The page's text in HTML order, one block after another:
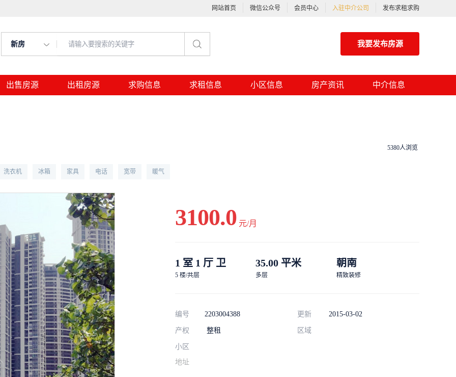
网站首页 微信公众号 会员中心 入驻中介公司 发布求租求购
新房 我要发布房源
出售房源 出租房源 求购信息 求租信息 小区信息 房产资讯 中介信息
洗衣机 冰箱 家具 电话 宽带 暖气
5380人浏览
3100.0 元/月
1 室 1 厅 卫
5 楼/共层
35.00 平米
多层
朝南
精致装修
编号 2203004388 更新 2015-03-02
产权 整租 区域
小区
地址